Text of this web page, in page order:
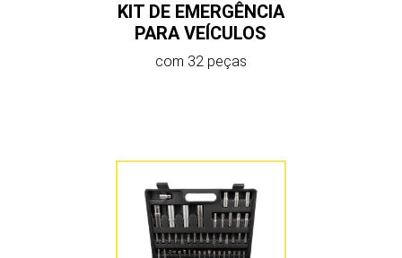
KIT DE EMERGÊNCIA
PARA VEÍCULOS
com 32 peças